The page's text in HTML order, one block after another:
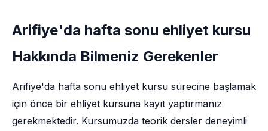
Arifiye'da hafta sonu ehliyet kursu
Hakkında Bilmeniz Gerekenler
Arifiye'da hafta sonu ehliyet kursu sürecine başlamak
için önce bir ehliyet kursuna kayıt yaptırmanız
gerekmektedir. Kursumuzda teorik dersler deneyimli